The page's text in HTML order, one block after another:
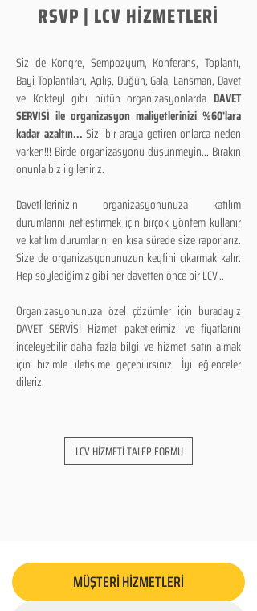
RSVP | LCV HİZMETLERİ
Siz de Kongre, Sempozyum, Konferans, Toplantı,
Bayi Toplantıları, Açılış, Düğün, Gala, Lansman, Davet
ve Kokteyl gibi bütün organizasyonlarda DAVET
SERVİSİ ile organizasyon maliyetlerinizi %60'lara
kadar azaltın...Sizi bir araya getiren onlarca neden
varken!!! Birde organizasyonu düşünmeyin... Bırakın
onunla biz ilgileniriz.
Davetlilerinizin organizasyonunuza katılım
durumlarını netleştirmek için birçok yöntem kullanır
ve katılım durumlarını en kısa sürede size raporlarız.
Size de organizasyonunuzun keyfini çıkarmak kalır.
Hep söylediğimiz gibi her davetten önce bir LCV...
Organizasyonunuza özel çözümler için buradayız
DAVET SERVİSİ Hizmet paketlerimizi ve fiyatlarını
inceleyebilir daha fazla bilgi ve hizmet satın almak
için bizimle iletişime geçebilirsiniz. İyi eğlenceler
dileriz.
LCV HİZMETİ TALEP FORMU
MÜŞTERİ HİZMETLERİ